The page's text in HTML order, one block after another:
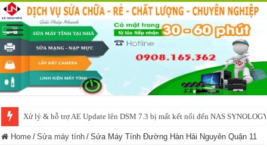
Xử lý & hỗ trợ AE Update lên DSM 7.3 bị mất kết nối đến NAS
NAS IO DATA N3160 2BAY 4BAY – chạy SYNOLOGY, OMV, CASA
Home / Sửa máy tính / Sửa Máy Tính Đường Hàn Hải Nguyên Quận 11